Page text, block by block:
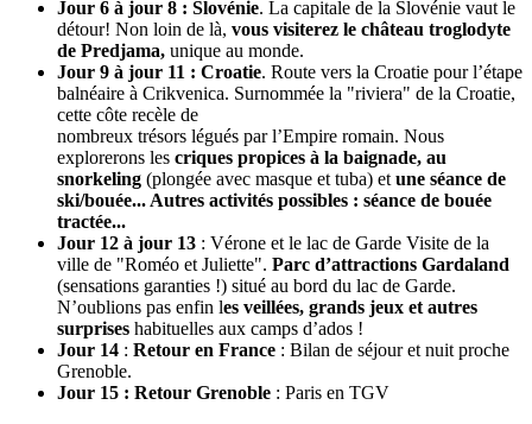
Jour 6 à jour 8 : Slovénie. La capitale de la Slovénie vaut le
détour! Non loin de là, vous visiterez le château troglodyte
de Predjama, unique au monde.
Jour 9 à jour 11 : Croatie. Route vers la Croatie pour l’étape
balnéaire à Crikvenica. Surnommée la "riviera" de la Croatie,
cette côte recèle de
nombreux trésors légués par l’Empire romain. Nous
explorerons les criques propices à la baignade, au
snorkeling (plongée avec masque et tuba) et une séance de
ski/bouée... Autres activités possibles : séance de bouée
tractée...
Jour 12 à jour 13 : Vérone et le lac de Garde Visite de la
ville de "Roméo et Juliette". Parc d’attractions Gardaland
(sensations garanties !) situé au bord du lac de Garde.
N’oublions pas enfin les veillées, grands jeux et autres
surprises habituelles aux camps d’ados !
Jour 14 : Retour en France : Bilan de séjour et nuit proche
Grenoble.
Jour 15 : Retour Grenoble : Paris en TGV